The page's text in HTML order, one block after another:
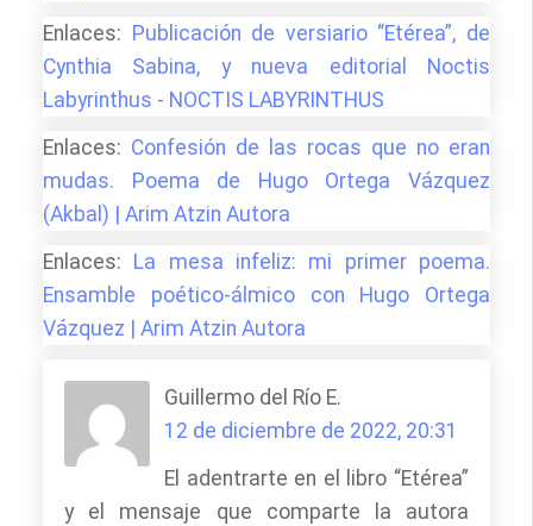
Enlaces: Publicación de versiario “Etérea”, de
Cynthia Sabina, y nueva editorial Noctis
Labyrinthus - NOCTIS LABYRINTHUS
Enlaces: Confesión de las rocas que no eran
mudas. Poema de Hugo Ortega Vázquez
(Akbal) | Arim Atzin Autora
Enlaces: La mesa infeliz: mi primer poema.
Ensamble poético-álmico con Hugo Ortega
Vázquez | Arim Atzin Autora
Guillermo del Río E.
12 de diciembre de 2022, 20:31
El adentrarte en el libro “Etérea”
y el mensaje que comparte la autora